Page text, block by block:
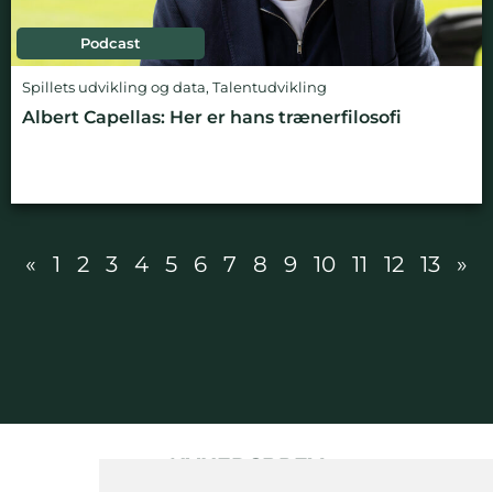
Podcast
Spillets udvikling og data, Talentudvikling
Albert Capellas: Her er hans trænerfilosofi
« 1 2 3 4 5 6 7 8 9 10 11 12 13 »
NYHEDSBREV